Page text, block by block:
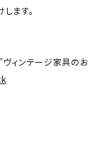
ます。
ィンテージ家具のお